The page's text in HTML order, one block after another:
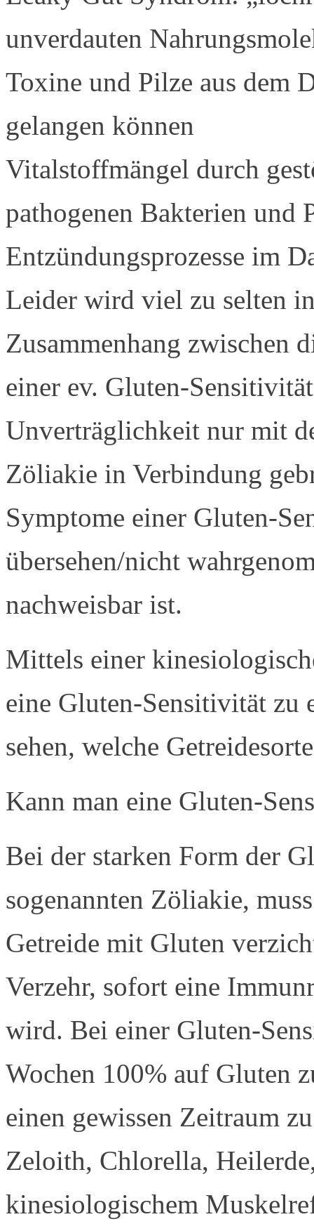
unverdauten
Toxine und Pilze aus dem
gelangen können
Vitalstoffmängel durch
pathogenen Bakterien und
Entzündungsprozesse im
Leider wird viel zu selten
Zusammenhang zwischen
einer ev. Gluten-
Unverträglichkeit nur mit
Zöliakie in Verbindung
Symptome einer Gluten-
übersehen/nicht
nachweisbar ist.
Mittels einer
eine Gluten-Sensitivität zu
sehen, welche
Kann man eine Gluten-
Bei der starken Form der
sogenannten Zöliakie,
Getreide mit Gluten
Verzehr, sofort eine
wird. Bei einer Gluten-
Wochen 100% auf Gluten
einen gewissen Zeitraum
Zeloith, Chlorella,
kinesiologischem